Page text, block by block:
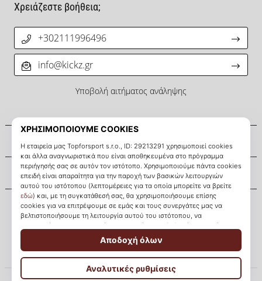
KICKZ.gr
Σχετικά μ' εμάς
Εξυπηρέτηση πελατών
Χρειάζεστε βοήθεια;
+302111996496
info@kickz.gr
Υποβολή αιτήματος ανάληψης